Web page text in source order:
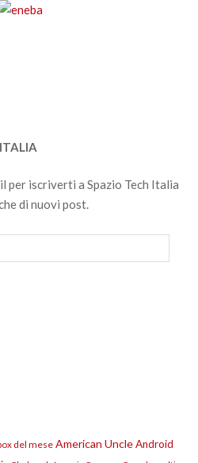
per iscriverti a Spazio Tech Italia
di nuovi post.
del mese American UncleAndroid